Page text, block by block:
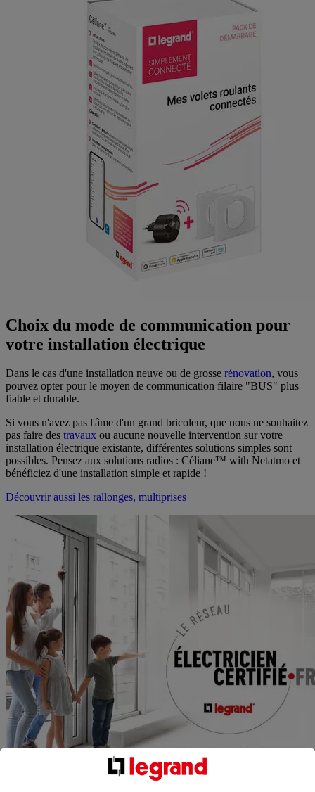
Choix du mode de communication pour
votre installation électrique
Dans le cas d'une installation neuve ou de grosse rénovation, vous
pouvez opter pour le moyen de communication filaire "BUS" plus
fiable et durable.
Si vous n'avez pas l'âme d'un grand bricoleur, que nous ne souhaitez
pas faire des travaux ou aucune nouvelle intervention sur votre
installation électrique existante, différentes solutions simples sont
possibles. Pensez aux solutions radios : Céliane™ with Netatmo et
bénéficiez d'une installation simple et rapide !
Découvrir aussi les rallonges, multiprises